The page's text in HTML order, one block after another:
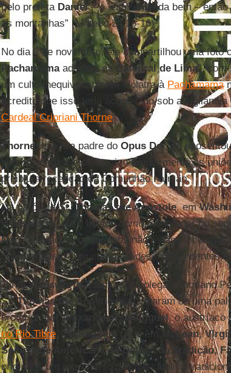
pelo profeta Daniel– o leitor entenda bem –
as montanhas” (Mateus 24,15-16).
No dia 3 de novembro, ele compartilhou uma foto
Pachamamaadorado na Catedral de Lima”, com
um culto inequivocamente idólatra à Pachamama
acredito que isso teria acontecido sob a
Cardeal Cripriani Thorne”.
Thorne , que era padre do Opus Dei, se
seu mandato, ele denunciou regularmente as
proibiu a recepção da Comunhão na mão.
Na paróquia St.Thomas the Apostole, em
Wadsworth, ele é listado como moderador ou
Néri. Os padres oratorianos não estão
comprometem com comunidades independentes
TantoWadsworthquanto seu colega oratoriano
St.Thomas the Apostle, participaram de uma
proferida porAlexander Tschugguel, o austríaco
no Rio Tibre. Tschugguel falou em McLean,
Sociedade Americana de Defesa da Tradição,
original é um movimento político católico